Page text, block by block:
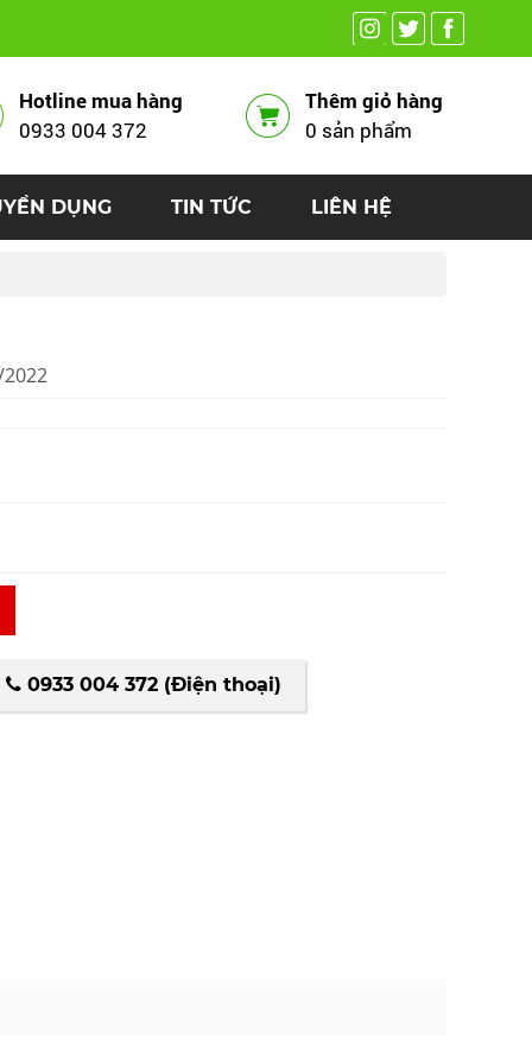
Hotline mua hàng
0933 004 372
Thêm giỏ hàng
0 sản phẩm
DỤNG TIN TỨC LIÊN HỆ
0933 004 372 (Điện thoại)